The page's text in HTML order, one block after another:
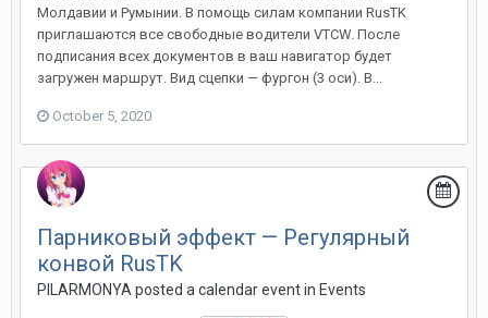
Молдавии и Румынии. В помощь силам компании RusTK
приглашаются все свободные водители VTCW. После
подписания всех документов в ваш навигатор будет
загружен маршрут. Вид сцепки — фургон (3 оси). В...
October 5, 2020
Парниковый эффект — Регулярный
конвой RusTK
PILARMONYA posted a calendar event in Events